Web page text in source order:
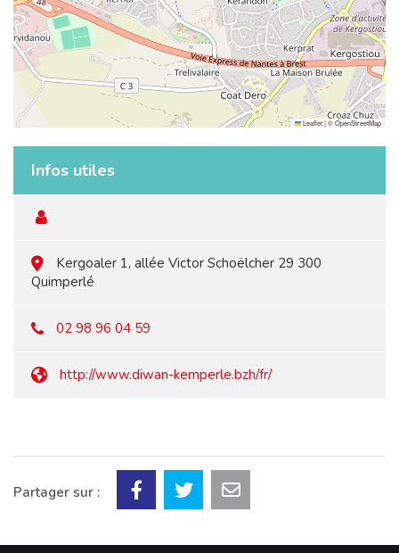
Leaflet|©OpenStreetMap
Infos utiles
Kergoaler 1, allée Victor Schoëlcher 29 300
Quimperlé
02 98 96 04 59
http://www.diwan-kemperle.bzh/fr/
Partager sur :